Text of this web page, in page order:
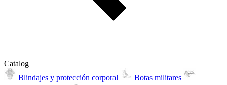
Catalog
Blindajes y protección corporal
Botas militares